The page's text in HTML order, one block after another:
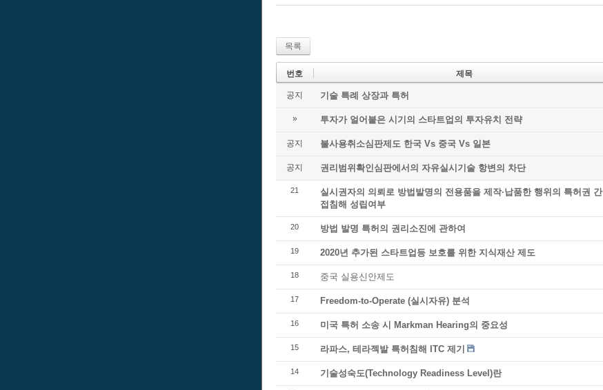
목록
번호 제목
공지 기술 특례 상장과 특허
» 투자가 얼어붙은 시기의 스타트업의 투자유치 전략
공지 불사용취소심판제도 한국 Vs 중국 Vs 일본
공지 권리범위확인심판에서의 자유실시기술 항변의 차단
21
실시권자의 의뢰로 방법발명의 전용품을 제작·납품한 행위의 특허권 간
접침해 성립여부
20 방법 발명 특허의 권리소진에 관하여
19 2020년 추가된 스타트업등 보호를 위한 지식재산 제도
18 중국 실용신안제도
17 Freedom-to-Operate (실시자유) 분석
16 미국 특허 소송 시 Markman Hearing의 중요성
15 라파스, 테라젝발 특허침해 ITC 제기
14 기술성숙도(Technology Readiness Level)란